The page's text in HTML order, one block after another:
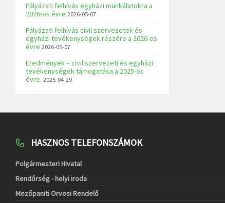
Pályázati felhívás egyházi munkálatokra a
2026-os évre 2026-05-07
Pályázati felhívás civil szervezetek és
egyházi tevékenységek részére a 2026-os
évre 2026-05-07
Eredmények – civil szervezeti és egyházi
tevékenységek támogatása a 2025-ös
évre. 2025-04-29
HASZNOS TELEFONSZÁMOK
Polgármesteri Hivatal
Rendőrség - helyi iroda
Mezőpaniti Orvosi Rendelő